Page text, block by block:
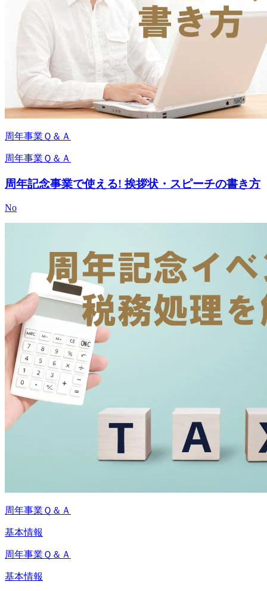
周年事業Ｑ＆Ａ
周年事業Ｑ＆Ａ
周年記念事業で使える! 挨拶状・スピーチの書き方
No
周年事業Ｑ＆Ａ
基本情報
周年事業Ｑ＆Ａ
基本情報